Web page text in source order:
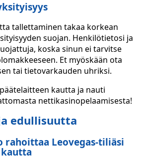
tallettaminen takaa korkean
suojan. Henkilötietosi ja
koska sinun ei tarvitse
Et myöskään ota
tai tietovarkauden uhriksi.
kautta ja nauti
nettikasinopelaamisesta!
edullisuutta
rahoittaa Leovegas-tiliäsi